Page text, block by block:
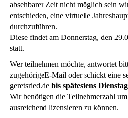
absehbarer Zeit nicht möglich sein
entschieden, eine virtuelle
durchzuführen.
Diese findet am Donnerstag, den
statt.
Wer teilnehmen möchte, antwortet
zugehörigeE-Mail oder schickt eine
geretsried.de bis spätestens
Wir benötigen die Teilnehmerzahl
ausreichend lizensieren zu können.